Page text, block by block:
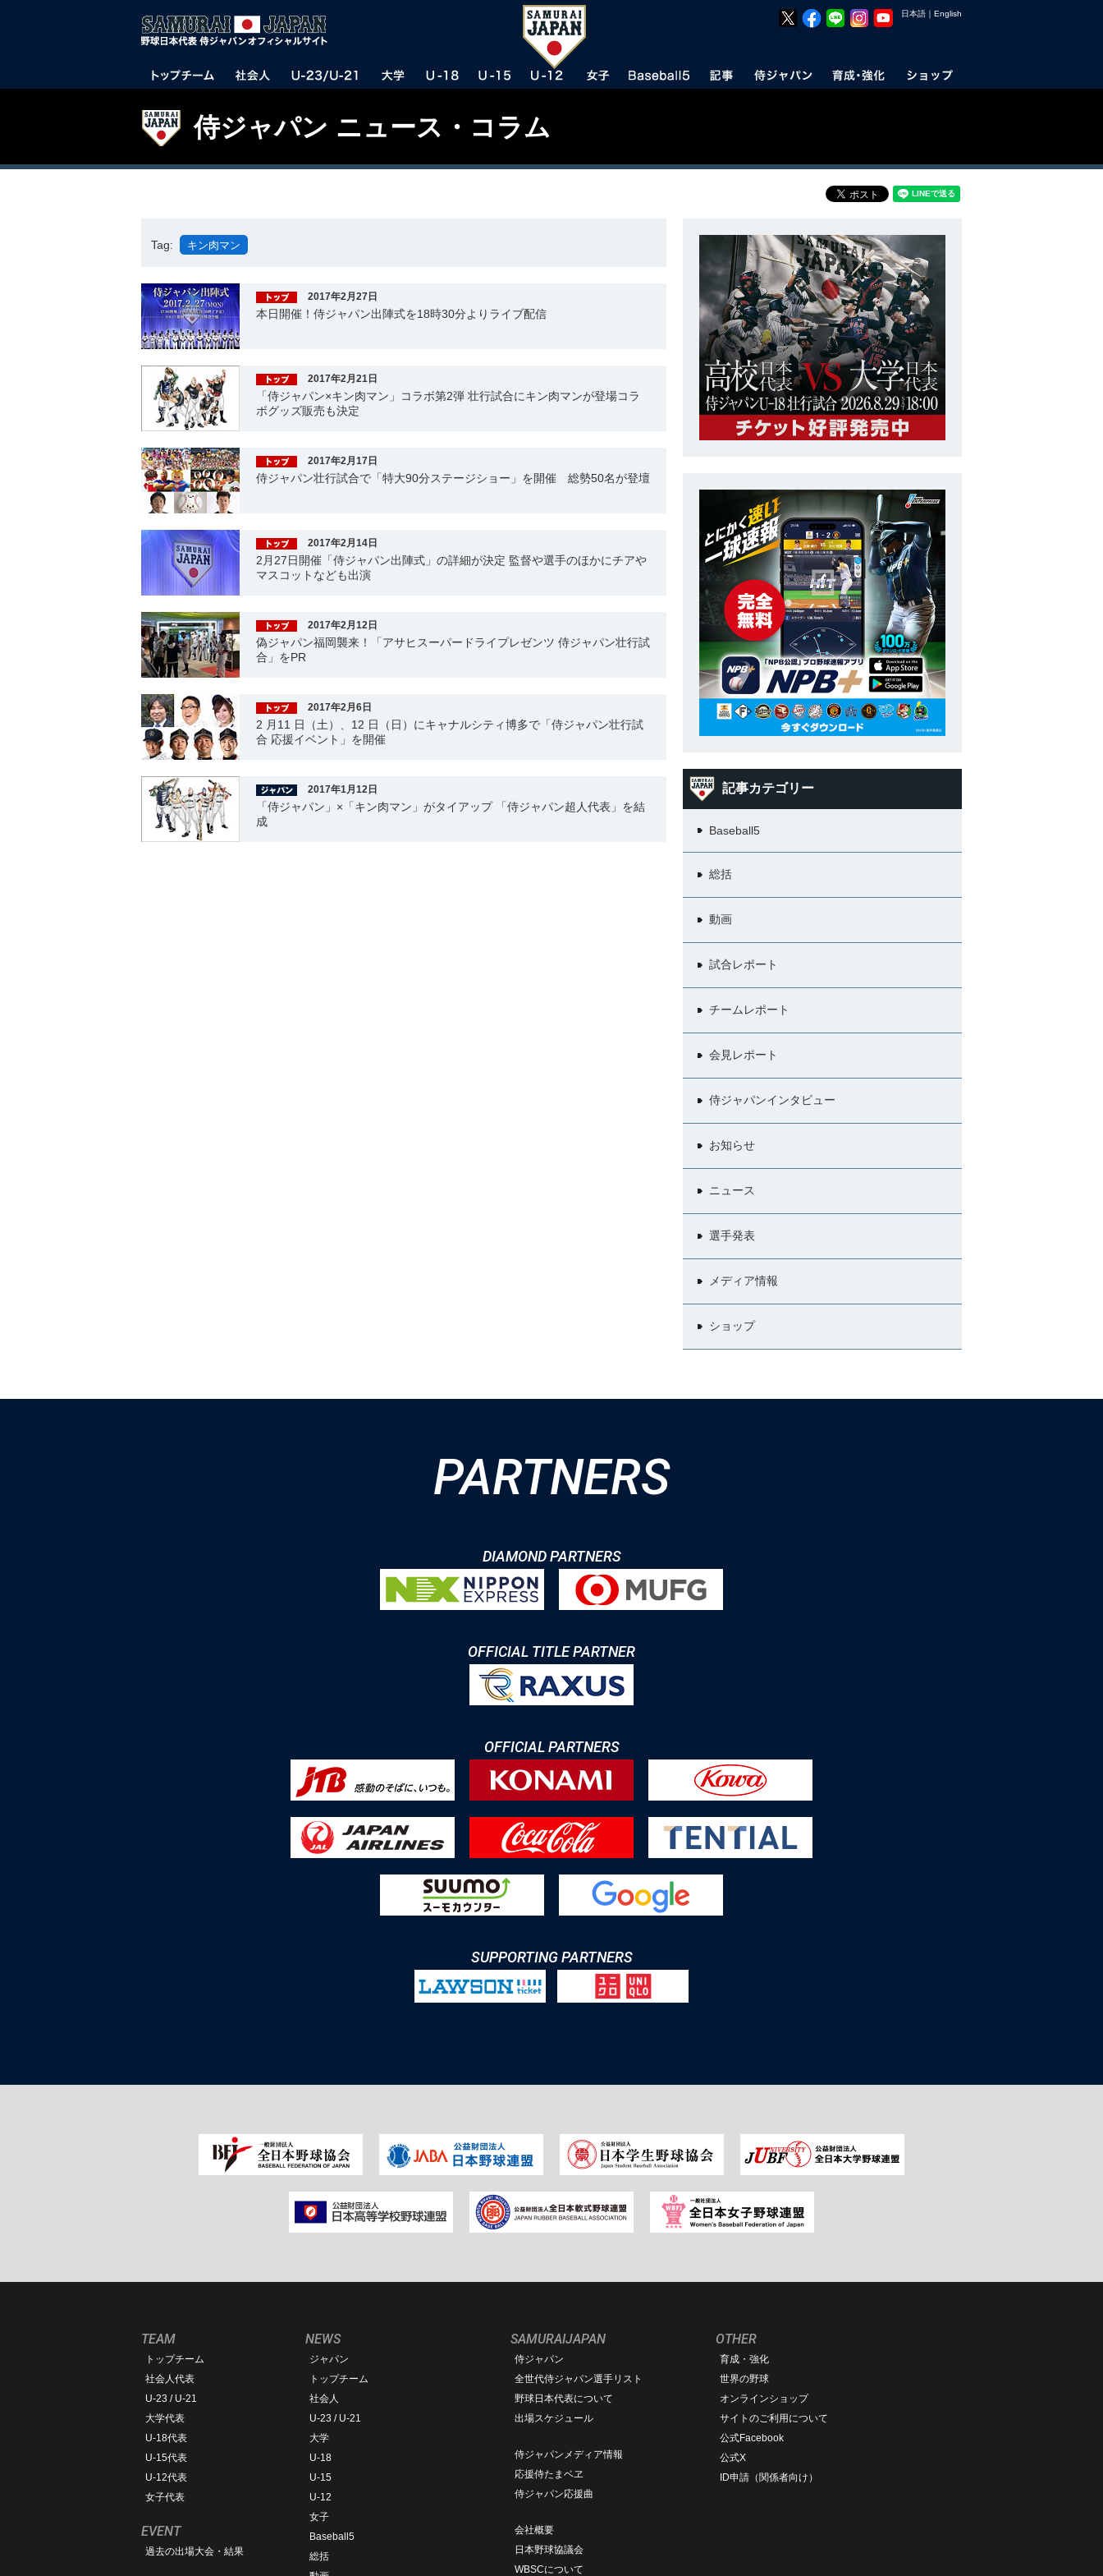
日本語 ｜ English
侍ジャパン ニュース・コラム
Tag: キン肉マン
2017年2月27日
本日開催！侍ジャパン出陣式を18時30分よりライブ配信
2017年2月21日
「侍ジャパン×キン肉マン」コラボ第2弾 壮行試合にキン肉マンが登場コラ
ボグッズ販売も決定
2017年2月17日
侍ジャパン壮行試合で「特大90分ステージショー」を開催 総勢50名が登壇
2017年2月14日
2月27日開催「侍ジャパン出陣式」の詳細が決定 監督や選手のほかにチアや
マスコットなども出演
2017年2月12日
偽ジャパン福岡襲来！「アサヒスーパードライプレゼンツ 侍ジャパン壮行試
合」をPR
2017年2月6日
2 月11 日（土）、12 日（日）にキャナルシティ博多で「侍ジャパン壮行試
合 応援イベント」を開催
2017年1月12日
「侍ジャパン」×「キン肉マン」がタイアップ 「侍ジャパン超人代表」を結
成
記事カテゴリー
Baseball5
総括
動画
試合レポート
チームレポート
会見レポート
侍ジャパンインタビュー
お知らせ
ニュース
選手発表
メディア情報
ショップ
PARTNERS
DIAMOND PARTNERS
OFFICIAL TITLE PARTNER
OFFICIAL PARTNERS
SUPPORTING PARTNERS
TEAM
トップチーム
社会人代表
U-23 / U-21
大学代表
U-18代表
U-15代表
U-12代表
女子代表
EVENT
過去の出場大会・結果
NEWS
ジャパン
トップチーム
社会人
U-23 / U-21
大学
U-18
U-15
U-12
女子
Baseball5
総括
SAMURAIJAPAN
侍ジャパン
全世代侍ジャパン選手リスト
野球日本代表について
出場スケジュール
侍ジャパンメディア情報
応援侍たまベヱ
侍ジャパン応援曲
会社概要
日本野球協議会
WBSCについて
OTHER
育成・強化
世界の野球
オンラインショップ
サイトのご利用について
公式Facebook
公式X
ID申請（関係者向け）